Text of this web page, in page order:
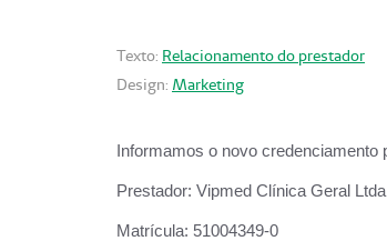
Texto: Relacionamento do prestador
Design: Marketing
Informamos o novo
Prestador: Vipmed Clínica Geral
Matrícula: 51004349-0